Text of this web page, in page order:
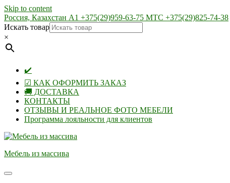
Skip to content
Россия, Казахстан А1 +375(29)959-63-75 МТС +375(29)825-74-38
Искать товар
×
✔️
☑ КАК ОФОРМИТЬ ЗАКАЗ
🚚 ДОСТАВКА
КОНТАКТЫ
ОТЗЫВЫ И РЕАЛЬНОЕ ФОТО МЕБЕЛИ
Программа лояльности для клиентов
Мебель из массива